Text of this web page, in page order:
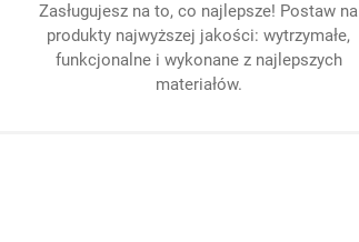
Zasługujesz na to, co najlepsze! Postaw na
produkty najwyższej jakości: wytrzymałe,
funkcjonalne i wykonane z najlepszych
materiałów.